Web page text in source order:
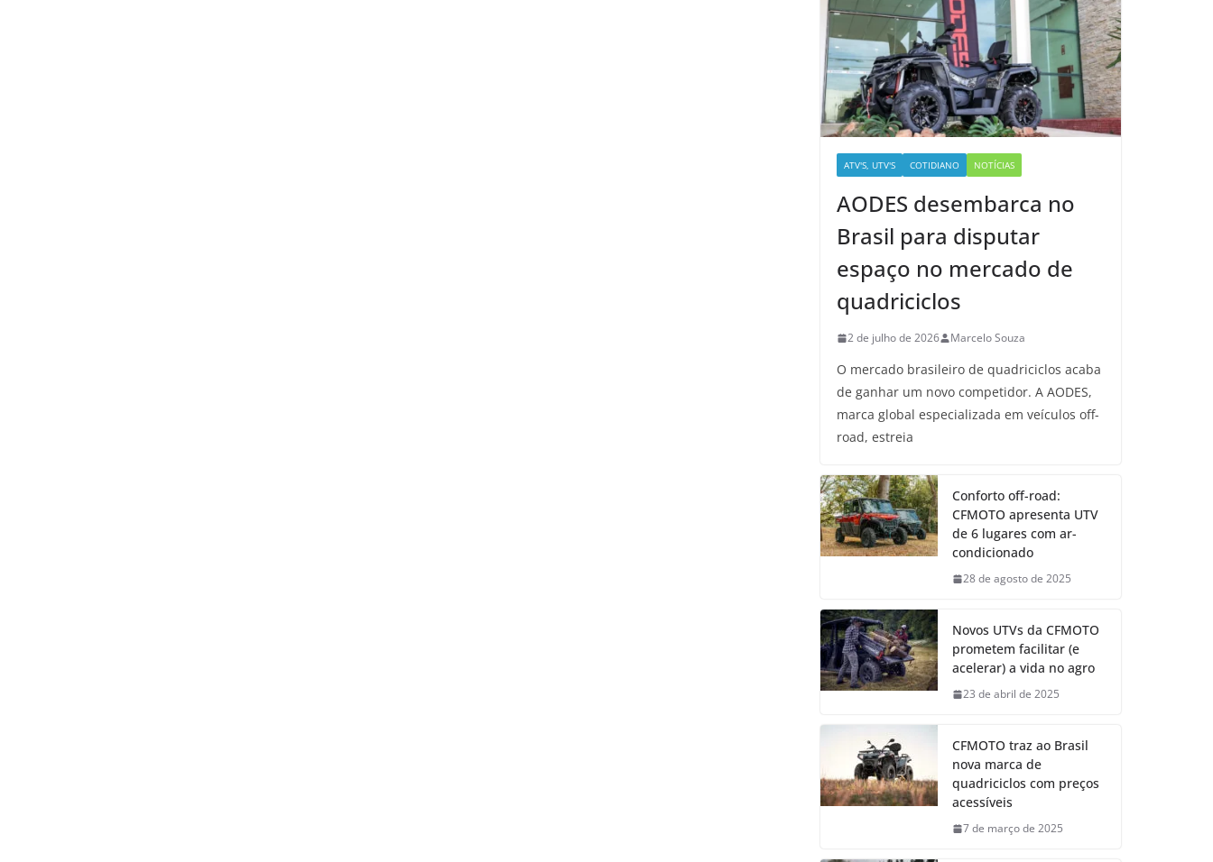
ATV'S, UTV'S COTIDIANO NOTÍCIAS
AODES desembarca no
Brasil para disputar
espaço no mercado de
quadriciclos
2 de julho de 2026 Marcelo Souza
O mercado brasileiro de quadriciclos acaba
de ganhar um novo competidor. A AODES,
marca global especializada em veículos off-
road, estreia
Conforto off-road:
CFMOTO apresenta UTV
de 6 lugares com ar-
condicionado
28 de agosto de 2025
Novos UTVs da CFMOTO
prometem facilitar (e
acelerar) a vida no agro
23 de abril de 2025
CFMOTO traz ao Brasil
nova marca de
quadriciclos com preços
acessíveis
7 de março de 2025